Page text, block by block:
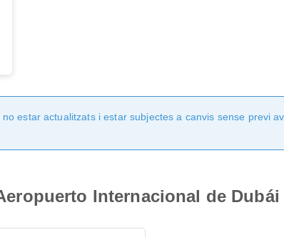
estar actualitzats i estar subjectes a canvis sense previ
Internacional de Dubái